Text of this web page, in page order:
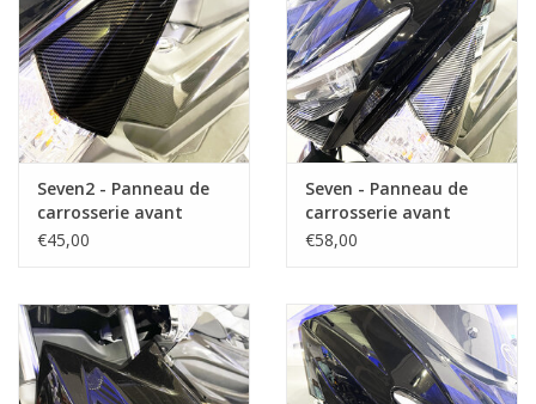
Seven2 - Panneau de
carrosserie avant
gauche carbone (côté)
€45,00
Seven - Panneau de
carrosserie avant
gauche
€58,00